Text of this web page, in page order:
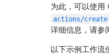
为此，可以使用
actions/
详细信息，请参
以下示例工作流